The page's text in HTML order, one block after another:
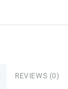
REVIEWS (0)